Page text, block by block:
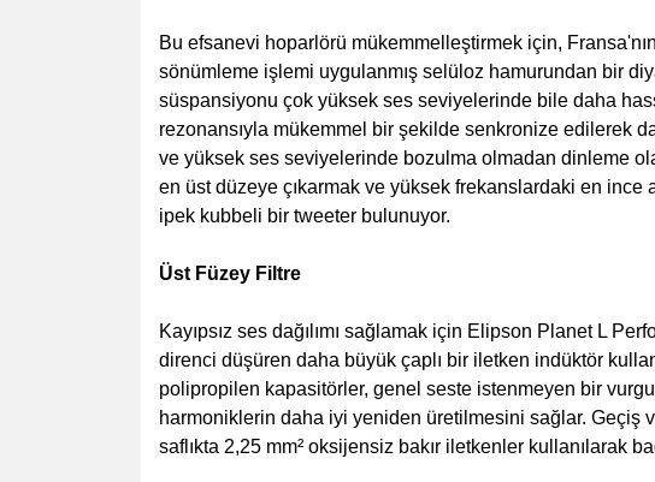
Bu efsanevi hoparlörü mükemmelleştirmek için,
sönümleme işlemi uygulanmış selüloz hamurundan bir
süspansiyonu çok yüksek ses seviyelerinde bile daha
rezonansıyla mükemmel bir şekilde senkronize edilerek
ve yüksek ses seviyelerinde bozulma olmadan dinleme
en üst düzeye çıkarmak ve yüksek frekanslardaki en ince
ipek kubbeli bir tweeter bulunuyor.
Üst Füzey Filtre
Kayıpsız ses dağılımı sağlamak için Elipson Planet L
direnci düşüren daha büyük çaplı bir iletken indüktör
polipropilen kapasitörler, genel seste istenmeyen bir
harmoniklerin daha iyi yeniden üretilmesini sağlar. Geçiş
saflıkta 2,25 mm² oksijensiz bakır iletkenler kullanılarak